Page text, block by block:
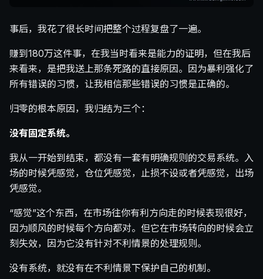
事后，我花了很长时间把整个过程复盘了一遍。
赚到180万这件事，在我当时看来是能力的证明，但在我后
来看来，是把我送上那条死路的直接原因。因为暴利强化了
所有错误的习惯，让我相信那些错误的习惯是正确的。
归零的根本原因，我归结为三个：
没有固定系统。
我从一开始到结束，都没有一套有明确规则的交易系统。入
场的时候凭感觉，仓位凭感觉，止损不设或者凭感觉，出场
凭感觉。
“感觉”这个东西，在市场往你有利方向走的时候表现很好，
因为顺风的时候每个方向都对。但它在市场转向的时候会立
刻失效，因为它没有针对不利情景的处理规则。
没有系统，就没有在不利情景下保护自己的机制。